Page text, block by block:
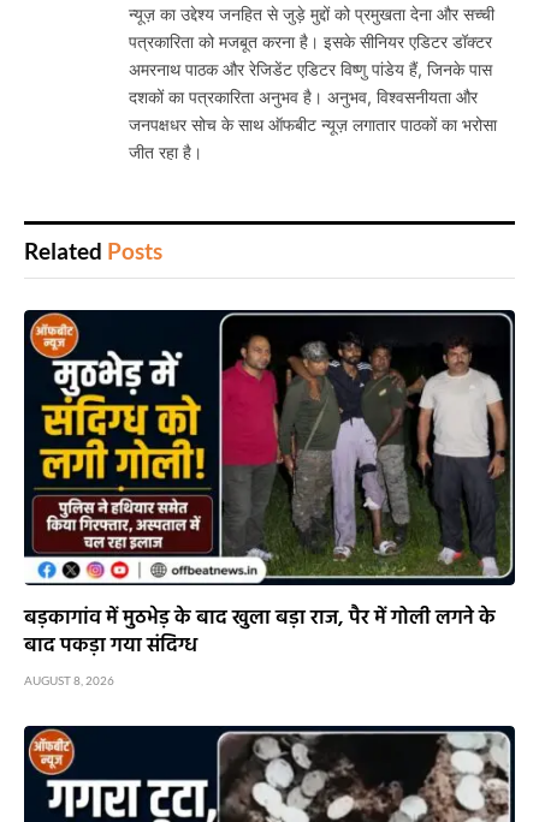
न्यूज़ का उद्देश्य जनहित से जुड़े मुद्दों को प्रमुखता देना और सच्ची
पत्रकारिता को मजबूत करना है। इसके सीनियर एडिटर डॉक्टर
अमरनाथ पाठक और रेजिडेंट एडिटर विष्णु पांडेय हैं, जिनके पास
दशकों का पत्रकारिता अनुभव है। अनुभव, विश्वसनीयता और
जनपक्षधर सोच के साथ ऑफबीट न्यूज़ लगातार पाठकों का भरोसा
जीत रहा है।
Related Posts
बड़कागांव में मुठभेड़ के बाद खुला बड़ा राज, पैर में गोली लगने के
बाद पकड़ा गया संदिग्ध
AUGUST 8, 2026